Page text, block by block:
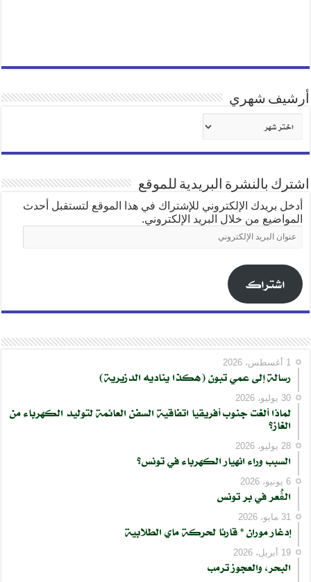
أرشيف شهري
شهري
اشترك بالنشرة البريدية للموقع
أدخل بريدك الإلكتروني للإشتراك في هذا الموقع لتستقبل أحدث
المواضيع من خلال البريد الإلكتروني.
عنوان
البريد
اشتراك
1 أغسطس، 2026
رسالة إلى عمي تبون (هكذا يناديه الدزيرية)
30 يوليو، 2026
لماذا ألغت جنوب أفريقيا اتفاقية السفن العائمة لتوليد الكهرباء من
الغاز؟
28 يوليو، 2026
السبب وراء انهيار الكهرباء في تونس؟
6 يونيو، 2026
الڨُعر في بر تونس
31 مايو، 2026
إدغار موران * قارئا لحركة ماي الطلابية
19 أبريل، 2026
البحر، والعجوز ترمب